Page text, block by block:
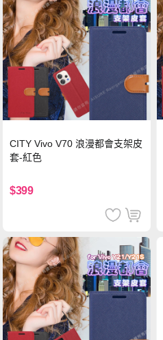
CITY Vivo V70 浪漫都會支架皮
套-紅色
$399